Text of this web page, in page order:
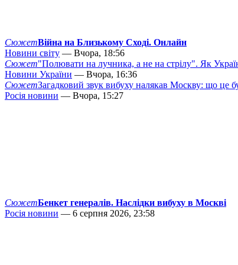
СюжетВійна на Близькому Сході. Онлайн
Новини світу — Вчора, 18:56
Сюжет"Полювати на лучника, а не на стрілу". Як
Новини України — Вчора, 16:36
СюжетЗагадковий звук вибуху налякав Москву: що це
Росія новини — Вчора, 15:27
СюжетБенкет генералів. Наслідки вибуху в Москві
Росія новини — 6 серпня 2026, 23:58